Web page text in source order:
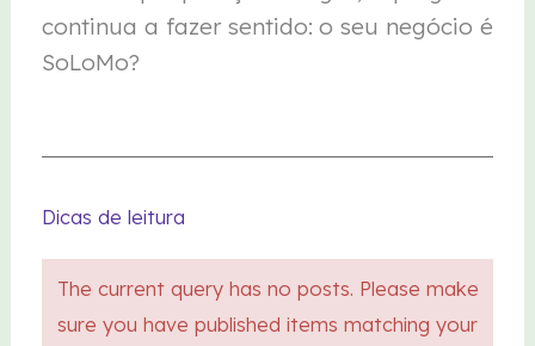
continua a fazer sentido: o seu negócio é
SoLoMo?
Dicas de leitura
The current query has no posts. Please make
sure you have published items matching your